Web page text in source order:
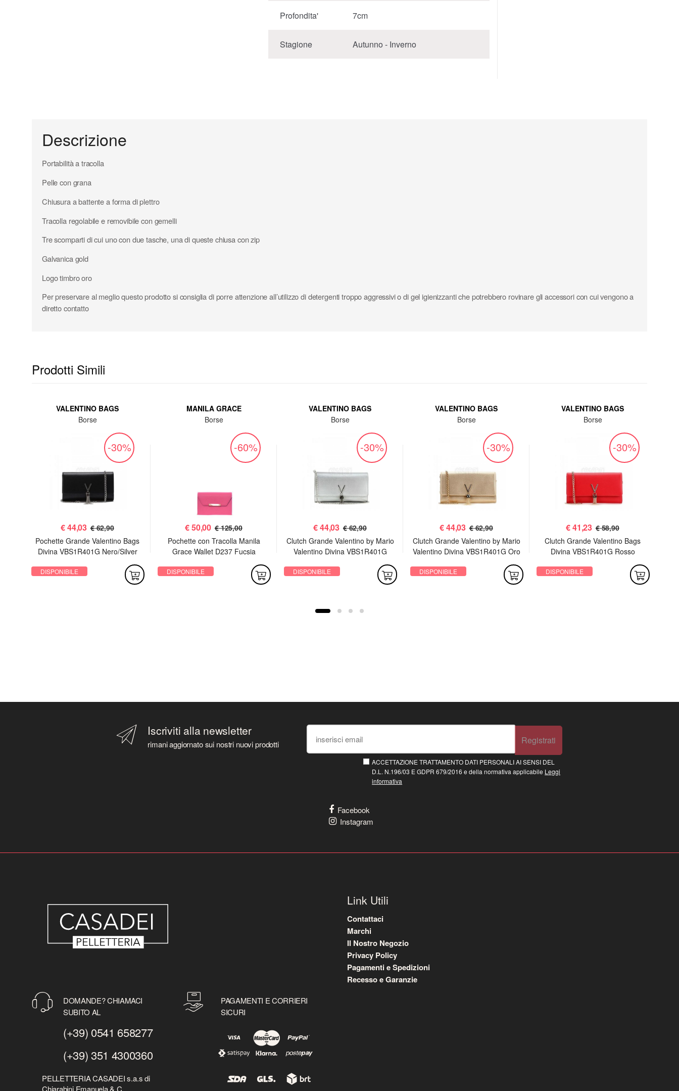
Profondita' 7cm
Stagione Autunno - Inverno
Descrizione
Portabilità a tracolla
Pelle con grana
Chiusura a battente a forma di plettro
Tracolla regolabile e removibile con gemelli
Tre scomparti di cui uno con due tasche, una di queste chiusa con zip
Galvanica gold
Logo timbro oro
Per preservare al meglio questo prodotto si consiglia di porre attenzione all’utilizzo di detergenti troppo aggressivi o di gel igienizzanti che potrebbero rovinare gli accessori con cui vengono a
diretto contatto
Prodotti Simili
VALENTINO BAGS
Borse
-30%
€44,03 € 62,90
Pochette Grande Valentino Bags
Divina VBS1R401G Nero/Silver
DISPONIBILE
MANILA GRACE
Borse
-60%
€50,00 € 125,00
Pochette con Tracolla Manila
Grace Wallet D237 Fucsia
DISPONIBILE
VALENTINO BAGS
Borse
-30%
€44,03 € 62,90
Clutch Grande Valentino by Mario
Valentino Divina VBS1R401G
DISPONIBILE
VALENTINO BAGS
Borse
-30%
€44,03 € 62,90
Clutch Grande Valentino by Mario
Valentino Divina VBS1R401G Oro
DISPONIBILE
VALENTINO BAGS
Borse
-30%
€41,23 € 58,90
Clutch Grande Valentino Bags
Divina VBS1R401G Rosso
DISPONIBILE
Iscriviti alla newsletter
rimani aggiornato sui nostri nuovi prodotti Registrati
ACCETTAZIONE TRATTAMENTO DATI PERSONALI AI SENSI DEL
D.L. N.196/03 E GDPR 679/2016 e della normativa applicabile Leggi
informativa
Facebook
Instagram
DOMANDE? CHIAMACI
SUBITO AL
(+39) 0541 658277
(+39) 351 4300360
PELLETTERIA CASADEI s.a.s di
Chiarabini Emanuela & C.
PAGAMENTI E CORRIERI
SICURI
Link Utili
Contattaci
Marchi
Il Nostro Negozio
Privacy Policy
Pagamenti e Spedizioni
Recesso e Garanzie